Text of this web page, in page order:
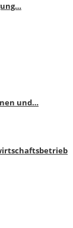
und…